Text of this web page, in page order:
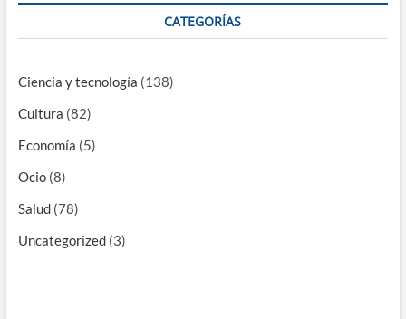
CATEGORÍAS
Ciencia y tecnología (138)
Cultura (82)
Economía (5)
Ocio(8)
Salud(78)
Uncategorized(3)